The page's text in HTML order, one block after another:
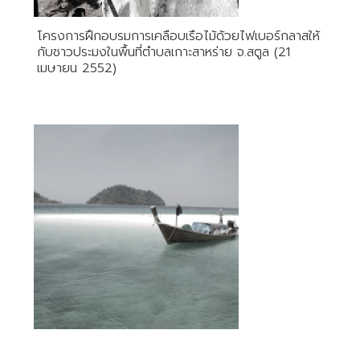
โครงการฝึกอบรมการเคลือบเรือไม้ด้วยไฟเบอร์กลาสให้
กับชาวประมงในพื้นที่ตำบลเกาะสาหร่าย จ.สตูล (21
เมษายน 2552)